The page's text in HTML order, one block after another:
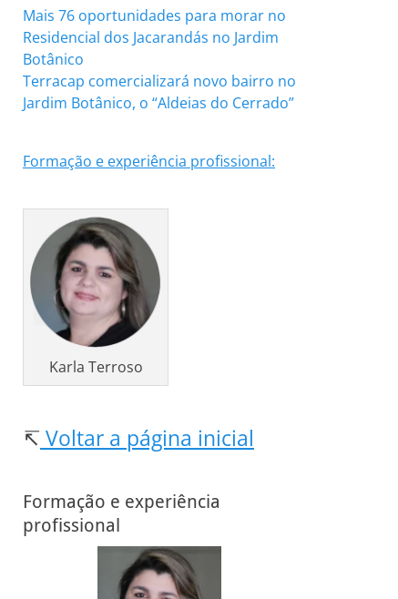
Mais 76 oportunidades para morar no
Residencial dos Jacarandás no Jardim
Botânico
Terracap comercializará novo bairro no
Jardim Botânico, o “Aldeias do Cerrado”
Formação e experiência profissional:
Karla Terroso
↸ Voltar a página inicial
Formação e experiência
profissional